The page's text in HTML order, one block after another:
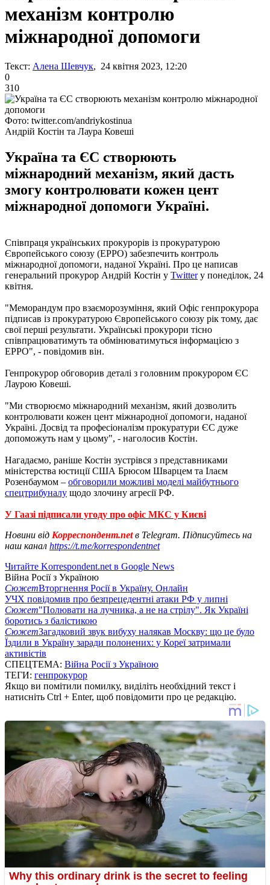
механізм контролю
міжнародної допомоги
Текст: Алена Шевчук, 24 квітня 2023, 12:20
0
310
Фото: twitter.com/andriykostinua
Андрій Костін та Лаура Ковеші
Україна та ЄС створюють
міжнародний механізм, який дасть
змогу контролювати кожен цент
міжнародної допомоги Україні.
Співпраця українських прокурорів із прокуратурою
Європейського союзу (EPPO) забезпечить контроль
міжнародної допомоги, наданої Україні. Про це написав
генеральний прокурор Андрій Костін у Twitterу понеділок, 24
квітня.
"Меморандум про взаєморозуміння, який Офіс генпрокурора
підписав із прокуратурою Європейського cоюзу рік тому, дає
свої перші результати. Українські прокурори тісно
співпрацюватимуть та обмінюватимуться інформацією з
EPPO", - повідомив він.
Генпрокурор обговорив деталі з головним прокурором ЄС
Лаурою Ковеші.
"Ми створюємо міжнародний механізм, який дозволить
контролювати кожен цент міжнародної допомоги, наданої
Україні. Досвід та професіоналізм прокуратури ЄС дуже
допоможуть нам у цьому", - наголосив Костін.
Нагадаємо, раніше Костін зустрівся з представниками
міністерства юстиції США Брюсом Шварцем та Ілаєм
Розенбаумом – обговорили можливі моделі майбутнього
спецтрибуналу щодо злочину агресії РФ.
У Гаазі підписали угоду про офіс МКС у Києві
Новини від Корреспондент.netв Telegram. Підписуйтесь на
наш канал https://t.me/korrespondentnet
Читайте Korrespondent.net в Google News
Війна Росії з Україною
СюжетВторгнення Росії в Україну. Онлайн
УЧХ повідомив про безпрецедентні атаки РФ у липні
Сюжет"Полювати на лучника, а не на стрілу". Як Україні
боротись з балістикою
СюжетЗагадковий звук вибуху налякав Москву: що це було
Їздили в Україну заради полонених: у Кореї затримали
активістів
СПЕЦТЕМА: Війна Росії з Україною
ТЕГИ: генпрокурор
Якщо ви помітили помилку, виділіть необхідний текст і
натисніть Ctrl + Enter, щоб повідомити про це редакцію.